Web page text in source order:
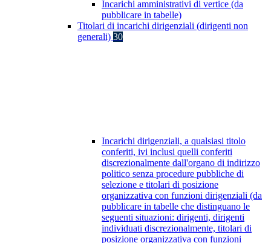
Incarichi amministrativi di vertice (da
pubblicare in tabelle)
Titolari di incarichi dirigenziali (dirigenti non
generali) 30
Incarichi dirigenziali, a qualsiasi titolo
conferiti, ivi inclusi quelli conferiti
discrezionalmente dall'organo di indirizzo
politico senza procedure pubbliche di
selezione e titolari di posizione
organizzativa con funzioni dirigenziali (da
pubblicare in tabelle che distinguano le
seguenti situazioni: dirigenti, dirigenti
individuati discrezionalmente, titolari di
posizione organizzativa con funzioni